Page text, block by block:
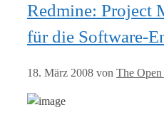
Redmine: Project
für die Software-
18. März 2008 von The